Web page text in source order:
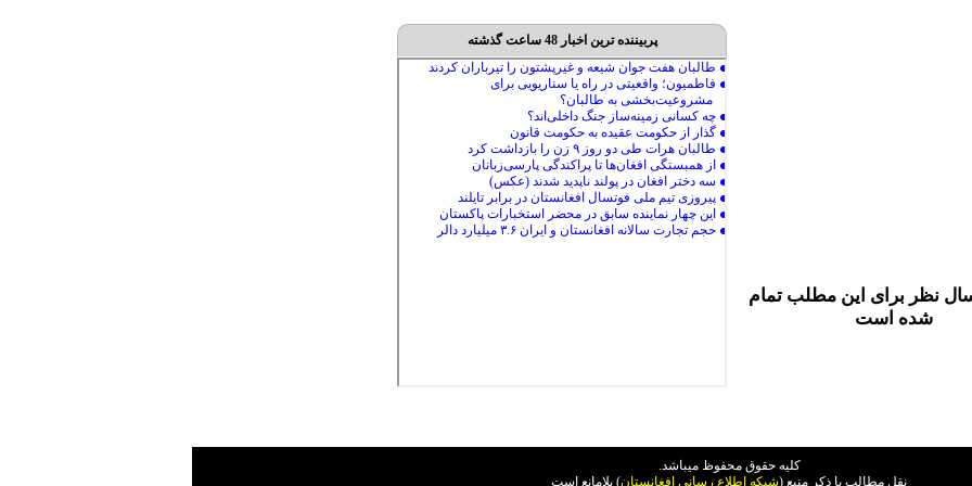
نظر برای این مطلب تمام
شده است
پربیننده ترین اخبار 48 ساعت گذشته
کليه حقوق محفوظ ميباشد.
نقل مطالب با ذکر منبع (شبکه اطلاع رسانی افغانستان) بلامانع است